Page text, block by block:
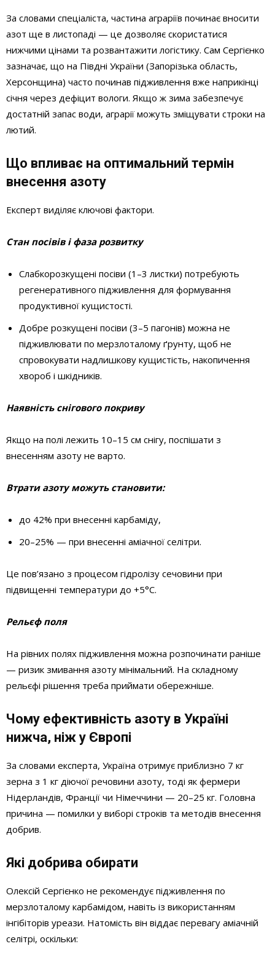
За словами спеціаліста, частина аграріїв починає вносити
азот ще в листопаді — це дозволяє скористатися
нижчими цінами та розвантажити логістику. Сам Сергієнко
зазначає, що на Півдні України (Запорізька область,
Херсонщина) часто починав підживлення вже наприкінці
січня через дефіцит вологи. Якщо ж зима забезпечує
достатній запас води, аграрії можуть зміщувати строки на
лютий.
Що впливає на оптимальний термін
внесення азоту
Експерт виділяє ключові фактори.
Стан посівів і фаза розвитку
Слабкорозкущені посіви (1–3 листки) потребують
регенеративного підживлення для формування
продуктивної кущистості.
Добре розкущені посіви (3–5 пагонів) можна не
підживлювати по мерзлоталому ґрунту, щоб не
спровокувати надлишкову кущистість, накопичення
хвороб і шкідників.
Наявність снігового покриву
Якщо на полі лежить 10–15 см снігу, поспішати з
внесенням азоту не варто.
Втрати азоту можуть становити:
до 42% при внесенні карбаміду,
20–25% — при внесенні аміачної селітри.
Це пов’язано з процесом гідролізу сечовини при
підвищенні температури до +5°C.
Рельєф поля
На рівних полях підживлення можна розпочинати раніше
— ризик змивання азоту мінімальний. На складному
рельєфі рішення треба приймати обережніше.
Чому ефективність азоту в Україні
нижча, ніж у Європі
За словами експерта, Україна отримує приблизно 7 кг
зерна з 1 кг діючої речовини азоту, тоді як фермери
Нідерландів, Франції чи Німеччини — 20–25 кг. Головна
причина — помилки у виборі строків та методів внесення
добрив.
Які добрива обирати
Олексій Сергієнко не рекомендує підживлення по
мерзлоталому карбамідом, навіть із використанням
інгібіторів уреази. Натомість він віддає перевагу аміачній
селітрі, оскільки: